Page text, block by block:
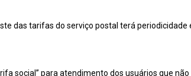
das tarifas do serviço postal terá periodicidade
social” para atendimento dos usuários que